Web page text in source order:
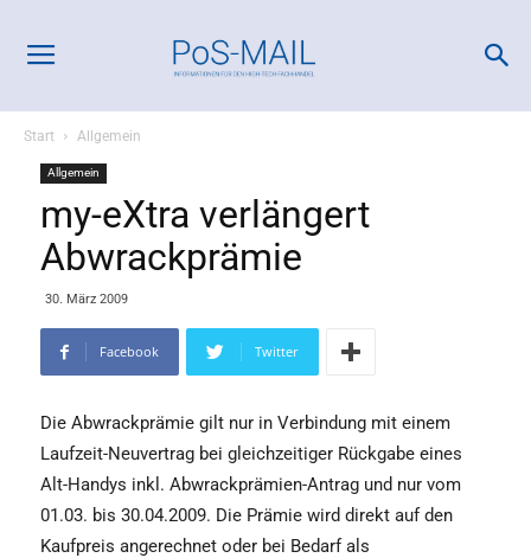
Start Allgemein
Allgemein
my-eXtra verlängert
Abwrackprämie
30. März 2009
Facebook Twitter
Die Abwrackprämie gilt nur in Verbindung mit einem
Laufzeit-Neuvertrag bei gleichzeitiger Rückgabe eines
Alt-Handys inkl. Abwrackprämien-Antrag und nur vom
01.03. bis 30.04.2009. Die Prämie wird direkt auf den
Kaufpreis angerechnet oder bei Bedarf als